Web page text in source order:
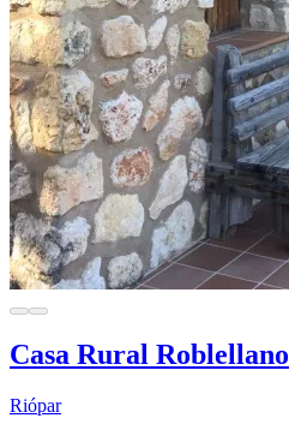
Casa Rural Roblellano
Riópar